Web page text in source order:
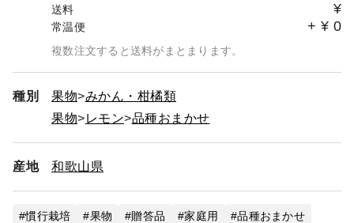
送料 ¥
常温便 + ¥ 0
複数注文すると送料がまとまります。
種別 果物
みかん・柑橘類
果物
レモン 品種おまかせ
産地 和歌山県
慣行栽培 果物 贈答品 家庭用
品種おまかせ